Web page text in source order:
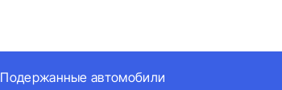
Подержанные автомобили